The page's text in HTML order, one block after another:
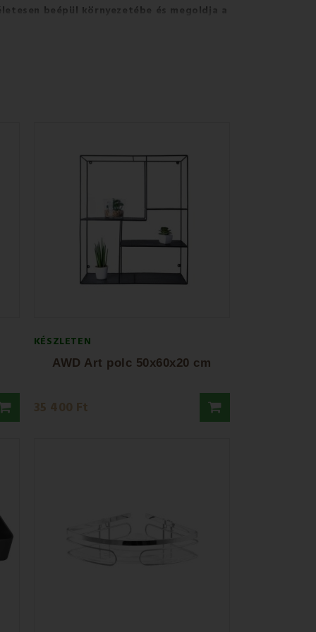
beépül környezetébe és megoldja a
KÉSZLETEN
AWD Art polc 50x60x20 cm
35 400 Ft